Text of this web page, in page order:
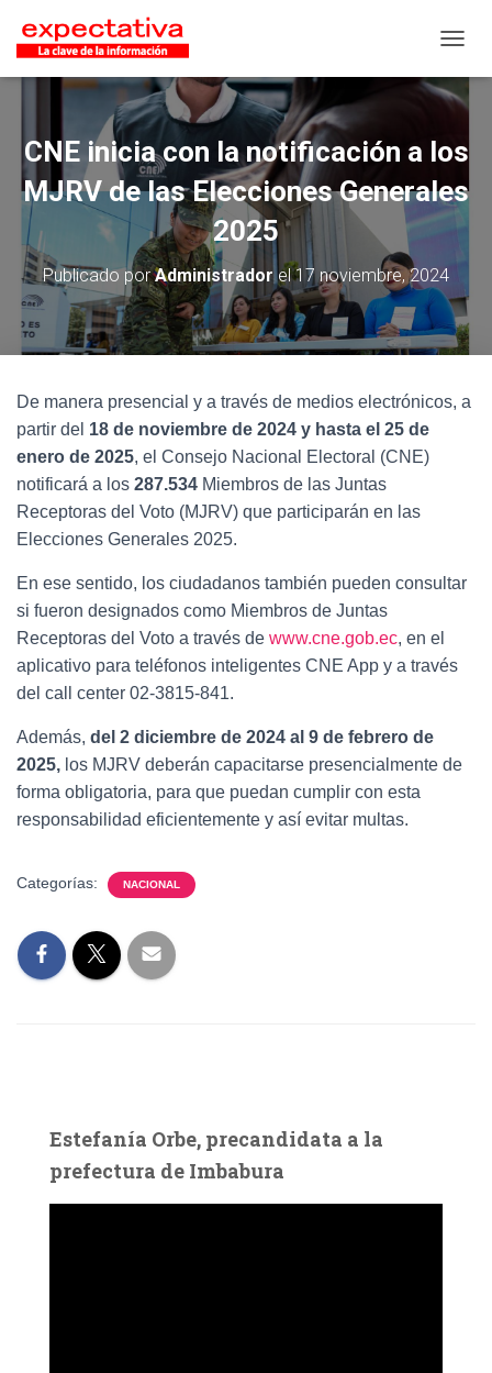
CNE inicia con la notificación a los
MJRV de las Elecciones Generales
2025
Publicado porAdministrador el17 noviembre, 2024
De manera presencial y a través de medios electrónicos, a
partir del 18 de noviembre de 2024 y hasta el 25 de
enero de 2025, el Consejo Nacional Electoral (CNE)
notificará a los 287.534 Miembros de las Juntas
Receptoras del Voto (MJRV) que participarán en las
Elecciones Generales 2025.
En ese sentido, los ciudadanos también pueden consultar
si fueron designados como Miembros de Juntas
Receptoras del Voto a través de www.cne.gob.ec, en el
aplicativo para teléfonos inteligentes CNE App y a través
del call center 02-3815-841.
Además, del 2 diciembre de 2024 al 9 de febrero de
2025, los MJRV deberán capacitarse presencialmente de
forma obligatoria, para que puedan cumplir con esta
responsabilidad eficientemente y así evitar multas.
Categorías: NACIONAL
Estefanía Orbe, precandidata a la
prefectura de Imbabura